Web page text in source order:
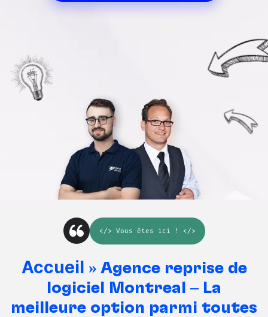
</> Vous êtes ici ! </>
Accueil » Agence reprise de
logiciel Montréal – La
meilleure option parmi toutes